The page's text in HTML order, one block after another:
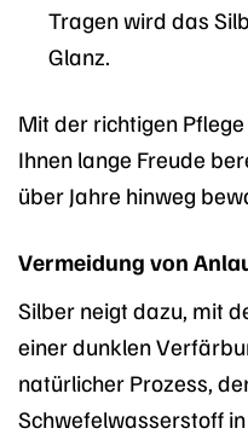
Tragen wird das
Glanz.
Mit der richtigen
Ihnen lange Freude
über Jahre hinweg
Vermeidung von
Silber neigt dazu, mit
einer dunklen
natürlicher Prozess,
Schwefelwasserstoff